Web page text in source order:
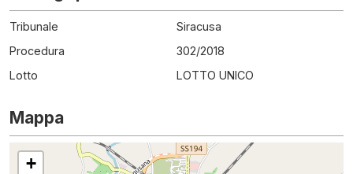
Tribunale
Siracusa
Procedura
302/2018
Lotto
LOTTO UNICO
Mappa
+